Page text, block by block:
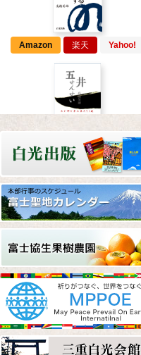
Amazon 楽天 Yahoo!
Amazon 楽天 Yahoo!
Amazon 楽天 Yahoo!
Amazon 楽天 Yahoo!